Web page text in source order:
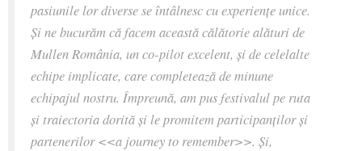
pasiunile lor diverse se întâlnesc cu experiențe unice.
Și ne bucurăm că facem această călătorie alături de
Mullen România, un co-pilot excelent, și de celelalte
echipe implicate, care completează de minune
echipajul nostru. Împreună, am pus festivalul pe ruta
și traiectoria dorită și le promitem participanților și
partenerilor <<a journey to remember>>. Și,